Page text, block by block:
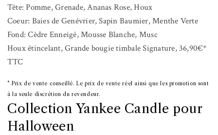
Tête: Pomme, Grenade, Ananas Rose, Houx
Coeur: Baies de Genévrier, Sapin Baumier, Menthe Verte
Fond: Cèdre Enneigé, Mousse Blanche, Musc
Houx étincelant, Grande bougie timbale Signature, 36,90€*
TTC
* Prix de vente conseillé. Le prix de vente réel ainsi que les promotion sont
à la seule discrétion du revendeur.
Collection Yankee Candle pour
Halloween